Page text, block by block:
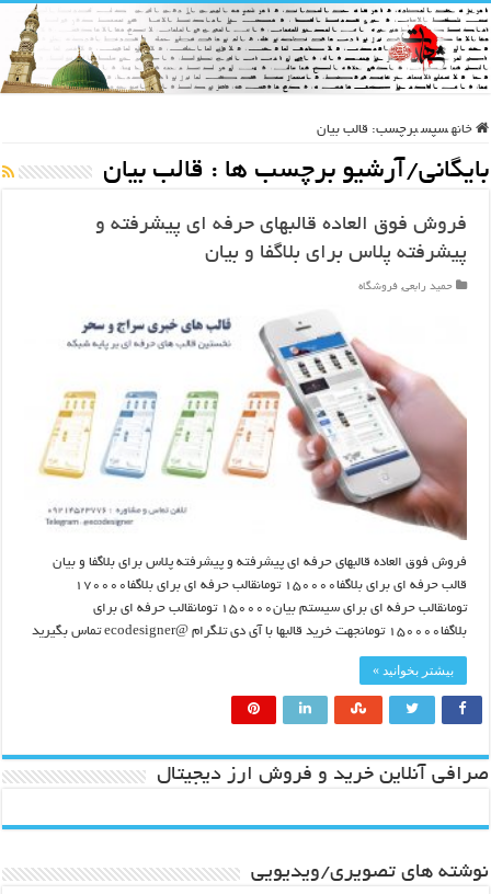
خانه سپس برچسب: قالب بیان
بایگانی/آرشیو برچسب ها : قالب بیان
فروش فوق العاده قالبهای حرفه ای پیشرفته و
پیشرفته پلاس برای بلاگفا و بیان
حمید رابعی, فروشگاه
فروش فوق العاده قالبهای حرفه ای پیشرفته و پیشرفته پلاس برای بلاگفا و بیان
قالب حرفه ای برای بلاگفا۱۵۰۰۰۰ تومانقالب حرفه ای برای بلاگفا۱۷۰۰۰۰
تومانقالب حرفه ای برای سیستم بیان۱۵۰۰۰۰ تومانقالب حرفه ای برای
بلاگفا۱۵۰۰۰۰ تومانجهت خرید قالبها با آی دی تلگرام @ecodesigner تماس بگیرید
بیشتر بخوانید »
صرافی آنلاین خرید و فروش ارز دیجیتال
نوشته های تصویری/ویدیویی